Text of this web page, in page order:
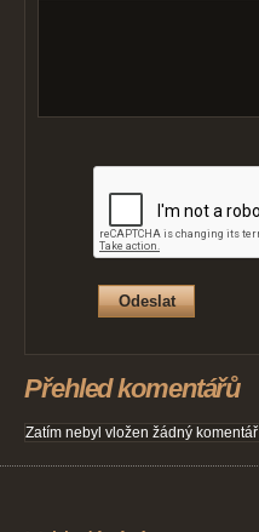
Přehled komentářů
Zatím nebyl vložen žádný komentář